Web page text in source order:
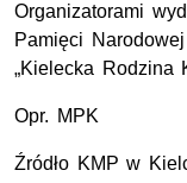
Organizatorami
Pamięci
„Kielecka Rodzina
Opr. MPK
Źródło KMP w